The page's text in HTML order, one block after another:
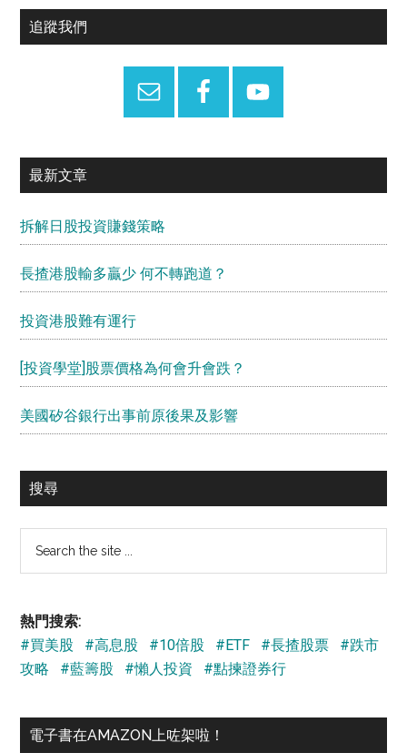
Primary
追蹤我們
最新文章
拆解日股投資賺錢策略
長揸港股輸多贏少 何不轉跑道？
投資港股難有運行
[投資學堂]股票價格為何會升會跌？
美國矽谷銀行出事前原後果及影響
搜尋
...
熱門搜索:
#買美股
#高息股 #10倍股 #ETF #長揸股票
#跌市
攻略
#藍籌股 #懶人投資 #點揀證券行
電子書在AMAZON上咗架啦！